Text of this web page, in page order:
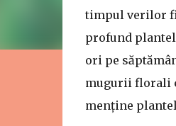
timpul verilor
profund
ori pe
mugurii florali
menține